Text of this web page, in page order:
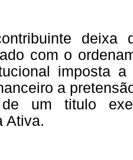
deixa
com o
imposta
a
um titulo
Ativa.